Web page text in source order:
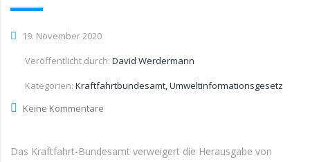
19. November 2020
Veröffentlicht durch: David Werdermann
Kategorien: Kraftfahrtbundesamt, Umweltinformationsgesetz
Keine Kommentare
Das Kraftfahrt-Bundesamt verweigert die Herausgabe von